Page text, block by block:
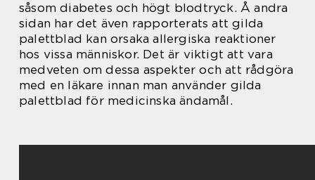
såsom diabetes och högt blodtryck. Å andra
sidan har det även rapporterats att gilda
palettblad kan orsaka allergiska reaktioner
hos vissa människor. Det är viktigt att vara
medveten om dessa aspekter och att rådgöra
med en läkare innan man använder gilda
palettblad för medicinska ändamål.